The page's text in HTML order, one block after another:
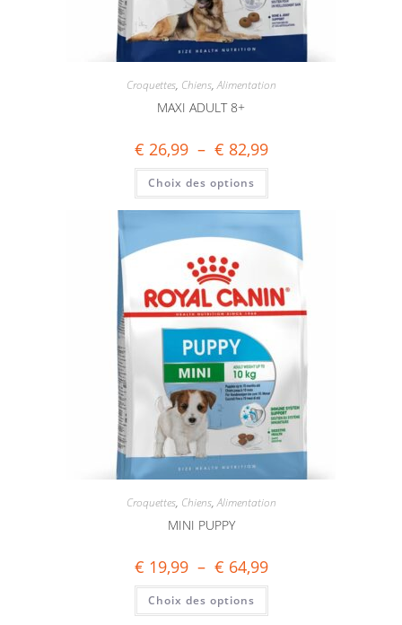
Croquettes, Chiens,Alimentation
MAXI ADULT 8+
€ 26,99 – € 82,99
Choix des options
Croquettes, Chiens,Alimentation
MINI PUPPY
€ 19,99 – € 64,99
Choix des options